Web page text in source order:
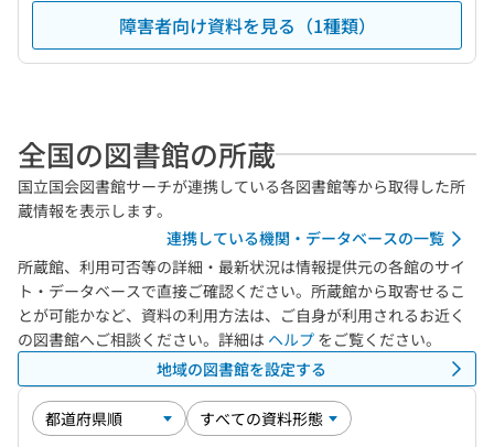
障害者向け資料を見る（1種類）
全国の図書館の所蔵
国立国会図書館サーチが連携している各図書館等から取得した所
蔵情報を表示します。
連携している機関・データベースの一覧
所蔵館、利用可否等の詳細・最新状況は情報提供元の各館のサイ
ト・データベースで直接ご確認ください。所蔵館から取寄せるこ
とが可能かなど、資料の利用方法は、ご自身が利用されるお近く
の図書館へご相談ください。詳細は ヘルプ をご覧ください。
地域の図書館を設定する